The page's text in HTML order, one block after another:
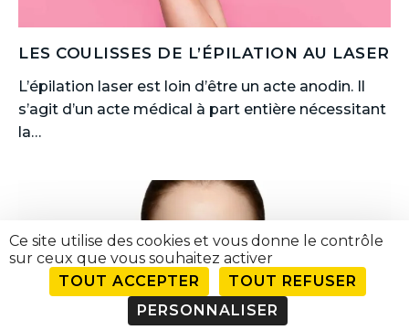
LES COULISSES DE L’ÉPILATION AU LASER
L’épilation laser est loin d’être un acte anodin. Il
s’agit d’un acte médical à part entière nécessitant
la…
Ce site utilise des cookies et vous donne le contrôle
sur ceux que vous souhaitez activer
TOUT ACCEPTER
TOUT REFUSER
PERSONNALISER